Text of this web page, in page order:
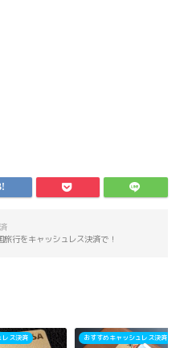
行をキャッシュレス決済で！
レス決済 おすすめキャッシュレス決済